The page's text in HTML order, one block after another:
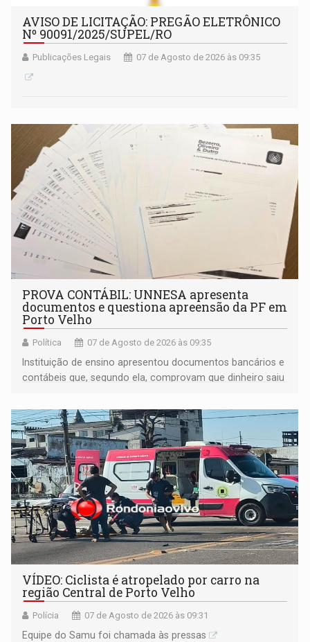
AVISO DE LICITAÇÃO: PREGÃO ELETRÔNICO
Nº 90091/2025/SUPEL/RO
Publicações Legais 07 de Agosto de 2026 às 09:35
PROVA CONTÁBIL: UNNESA apresenta
documentos e questiona apreensão da PF em
Porto Velho
Política 07 de Agosto de 2026 às 09:35
Instituição de ensino apresentou documentos bancários e
contábeis que, segundo ela, comprovam que dinheiro saiu
apreendido quando já estava dentro da sede da entidade
— em pleno ano eleitoral em Rondônia
VÍDEO: Ciclista é atropelado por carro na
região Central de Porto Velho
Polícia 07 de Agosto de 2026 às 09:31
Equipe do Samu foi chamada às pressas